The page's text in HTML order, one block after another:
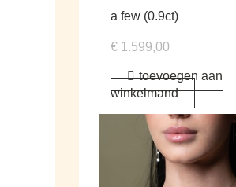
a few (0.9ct)
€ 1.599,00
toevoegen aan
winkelmand